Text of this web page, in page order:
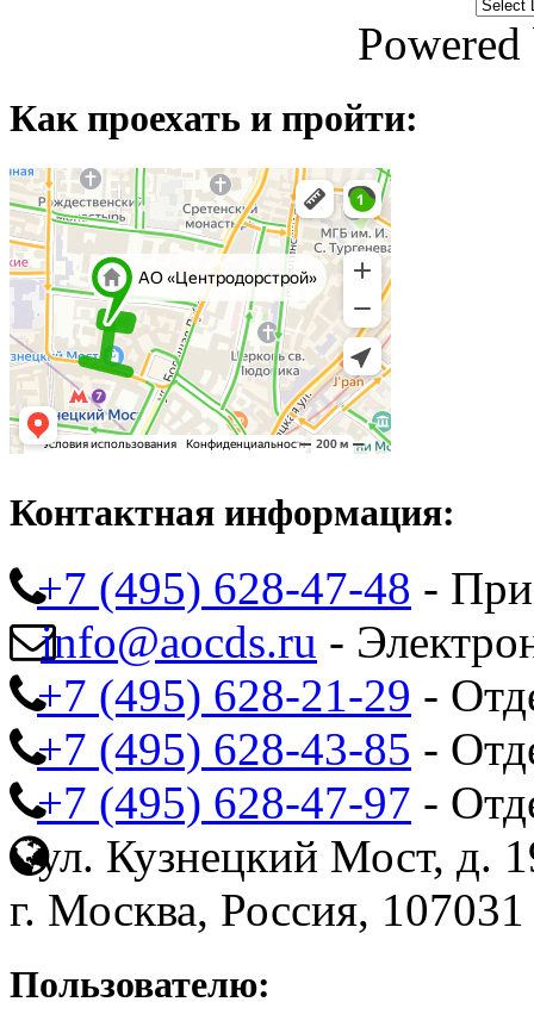
Как проехать и пройти:
Контактная информация:
+7 (495) 628-47-48 -
info@aocds.ru -
+7 (495) 628-21-29 -
+7 (495) 628-43-85 -
+7 (495) 628-47-97 -
ул. Кузнецкий Мост, д.
г. Москва, Россия, 107031
Пользователю: